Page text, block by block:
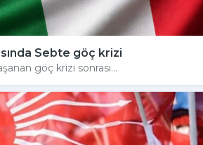
Sebte göç krizi
göç krizi sonrası...